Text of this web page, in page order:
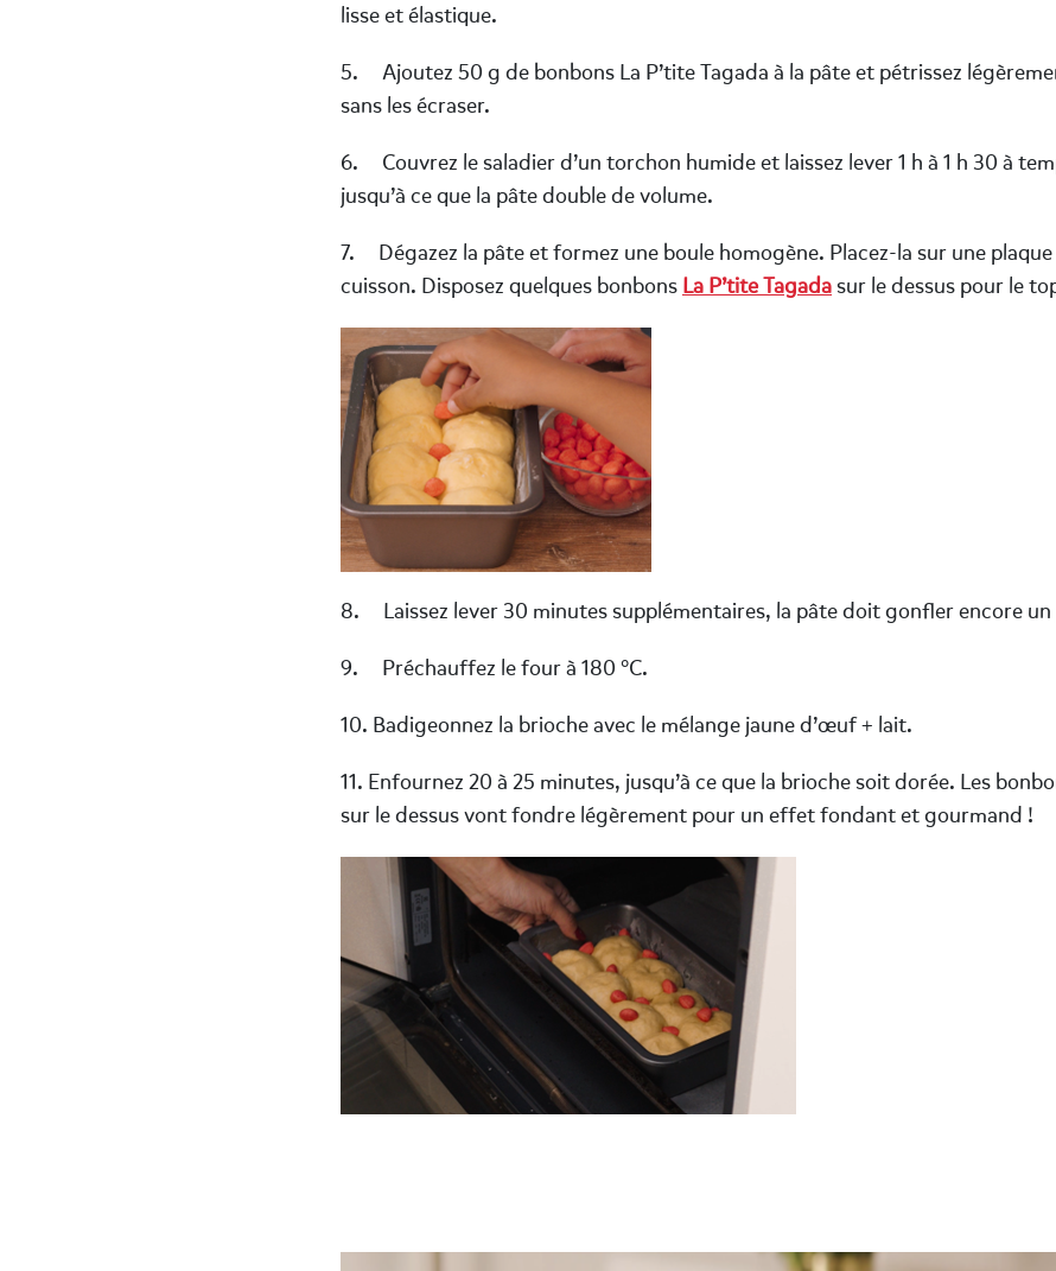
lisse et élastique.
5. Ajoutez 50 g de bonbons La P’tite Tagada à la pâte et pétrissez
sans les écraser.
6. Couvrez le saladier d’un torchon humide et laissez lever 1 h à 1 h 30 à
jusqu’à ce que la pâte double de volume.
7. Dégazez la pâte et formez une boule homogène. Placez-la sur une
cuisson. Disposez quelques bonbons La P’tite Tagadasur le dessus pour le
8. Laissez lever 30 minutes supplémentaires, la pâte doit gonfler encore un
9. Préchauffez le four à 180 °C.
10. Badigeonnez la brioche avec le mélange jaune d’œuf + lait.
11. Enfournez 20 à 25 minutes, jusqu’à ce que la brioche soit dorée. Les
sur le dessus vont fondre légèrement pour un effet fondant et gourmand !